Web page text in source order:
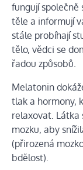
fungují
těle a informují
stále probíhají
tělo, vědci se
řadou způsobů.
Melatonin
tlak a hormony,
relaxovat. Látka
mozku, aby
(přirozená
bdělost).